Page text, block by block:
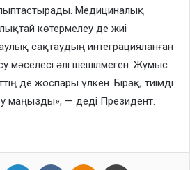
Медициналық
көтермелеу де жиі
сақтаудың интеграцияланған
мәселесі әлі шешілмеген. Жұмыс
де жоспары үлкен. Бірақ, тиімді
маңызды», — деді Президент.
Twitter LinkedIn VKontakteOdnoklassniki